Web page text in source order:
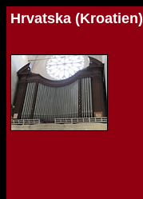
Hrvatska (Kroatien)